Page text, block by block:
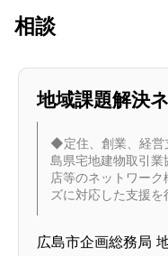
相談
地域課題解決
◆定住、創業、経営
島県宅地建物取引
店等のネットワー
ズに対応した支援を
広島市企画総務局